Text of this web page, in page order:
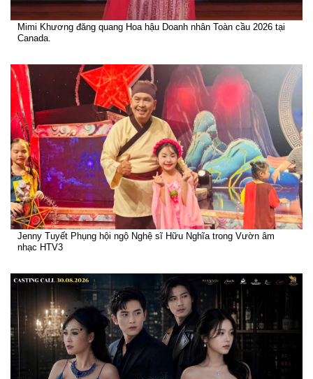
Mimi Khương đăng quang Hoa hậu Doanh nhân Toàn cầu 2026 tại
Canada.
Jenny Tuyết Phụng hội ngộ Nghệ sĩ Hữu Nghĩa trong Vườn âm
nhạc HTV3